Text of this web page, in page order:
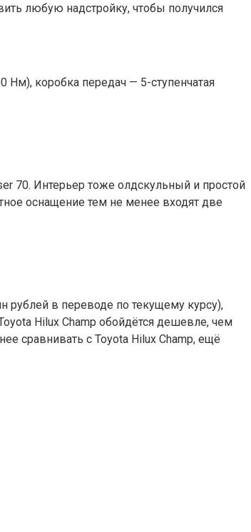
любую надстройку, чтобы получился
Нм), коробка передач — 5-ступенчатая
70. Интерьер тоже олдскульный и простой
оснащение тем не менее входят две
рублей в переводе по текущему курсу),
Hilux Champ обойдётся дешевле, чем
сравнивать с Toyota Hilux Champ, ещё